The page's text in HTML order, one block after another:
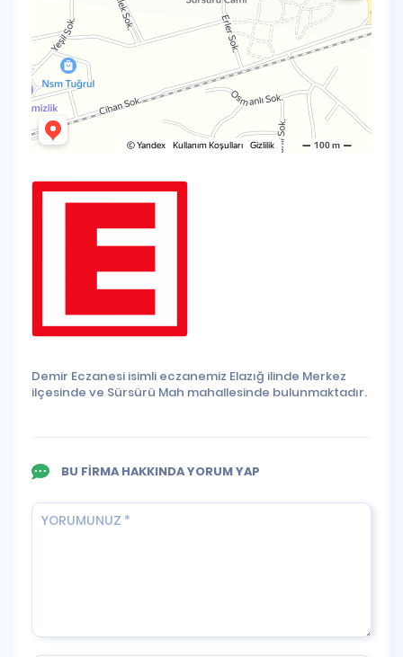
Demir Eczanesi isimli eczanemiz Elazığ ilinde Merkez
ilçesinde ve Sürsürü Mah mahallesinde bulunmaktadır.
BU FİRMA HAKKINDA YORUM YAP